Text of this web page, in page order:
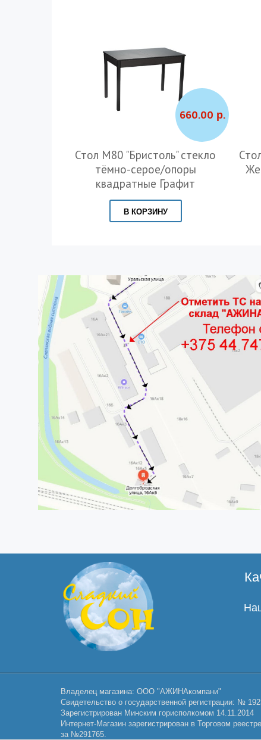
660.00 р.
Стол М80 "Бристоль" стекло
тёмно-серое/опоры
квадратные Графит
В КОРЗИНУ
Владелец магазина: ООО "АЖИНАкомпани"
Свидетельство о государственной регистрации: №
Зарегистрирован Минским горисполкомом 14.11.2014
Интернет-Магазин зарегистрирован в Торговом
за №291765.